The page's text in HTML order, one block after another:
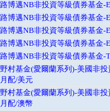
路博邁NB非投資等級債券基金-
路博邁NB非投資等級債券基金-
路博邁NB非投資等級債券基金-
路博邁NB非投資等級債券基金-
路博邁NB非投資等級債券基金-
野村基金(愛爾蘭系列)-美國非
月配/美元
野村基金(愛爾蘭系列)-美國非
月配/澳幣